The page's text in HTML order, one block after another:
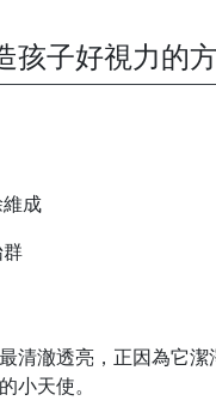
孩子好視力的
成
群
清澈透亮，正因為它
小天使。